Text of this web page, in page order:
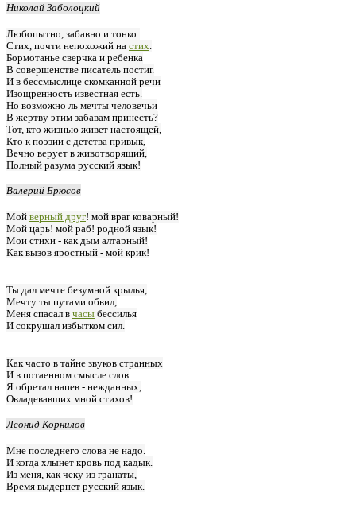
Николай Заболоцкий
Любопытно, забавно и тонко:
Стих, почти непохожий на стих
Бормотанье сверчка и ребенка
В совершенстве писатель постиг.
И в бессмыслице скомканной речи
Изощренность известная есть.
Но возможно ль мечты человечьи
В жертву этим забавам принесть?
Тот, кто жизнью живет настоящей,
Кто к поэзии с детства привык,
Вечно верует в животворящий,
Полный разума русский язык!
Валерий Брюсов
Мой верный друг! мой враг коварный!
Мой царь! мой раб! родной язык!
Мои стихи - как дым алтарный!
Как вызов яростный - мой крик!
Ты дал мечте безумной крылья,
Мечту ты путами обвил,
Меня спасал в часы бессилья
И сокрушал избытком сил.
Как часто в тайне звуков странных
И в потаенном смысле слов
Я обретал напев - нежданных,
Овладевавших мной стихов!
Леонид Корнилов
Мне последнего слова не надо.
И когда хлынет кровь под кадык.
Из меня, как чеку из гранаты,
Время выдернет русский язык.